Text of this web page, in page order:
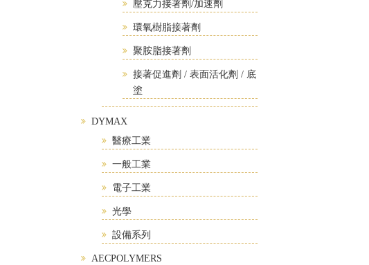
壓克力接著劑/加速劑
環氧樹脂接著劑
聚胺脂接著劑
接著促進劑 / 表面活化劑 / 底
塗
DYMAX
醫療工業
一般工業
電子工業
光學
設備系列
AECPOLYMERS